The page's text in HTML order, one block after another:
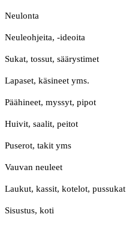
Neulonta
Neuleohjeita, -ideoita
Sukat, tossut, säärystimet
Lapaset, käsineet yms.
Päähineet, myssyt, pipot
Huivit, saalit, peitot
Puserot, takit yms
Vauvan neuleet
Laukut, kassit, kotelot, pussukat
Sisustus, koti